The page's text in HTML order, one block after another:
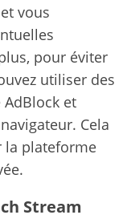
vous
pour éviter
utiliser des
et
Cela
la plateforme
Stream